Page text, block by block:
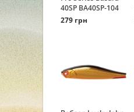
40SP BA40SP-104
279 грн